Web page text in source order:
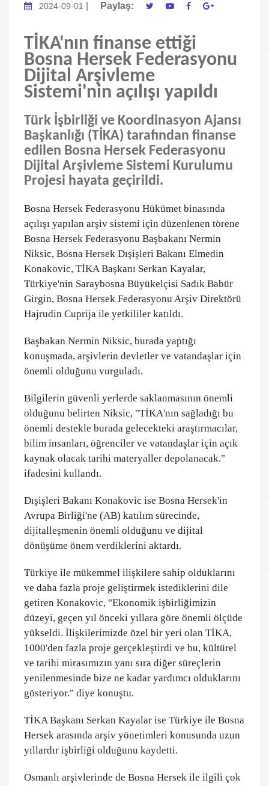
2024-09-01 Paylaş:
TİKA'nın finanse ettiği
Bosna Hersek Federasyonu
Dijital Arşivleme
Sistemi'nin açılışı yapıldı
Türk İşbirliği ve Koordinasyon Ajansı
Başkanlığı (TİKA) tarafından finanse
edilen Bosna Hersek Federasyonu
Dijital Arşivleme Sistemi Kurulumu
Projesi hayata geçirildi.
Bosna Hersek Federasyonu Hükümet binasında
açılışı yapılan arşiv sistemi için düzenlenen törene
Bosna Hersek Federasyonu Başbakanı Nermin
Niksic, Bosna Hersek Dışişleri Bakanı Elmedin
Konakovic, TİKA Başkanı Serkan Kayalar,
Türkiye'nin Saraybosna Büyükelçisi Sadık Babür
Girgin, Bosna Hersek Federasyonu Arşiv Direktörü
Hajrudin Cuprija ile yetkililer katıldı.
Başbakan Nermin Niksic, burada yaptığı
konuşmada, arşivlerin devletler ve vatandaşlar için
önemli olduğunu vurguladı.
Bilgilerin güvenli yerlerde saklanmasının önemli
olduğunu belirten Niksic, "TİKA'nın sağladığı bu
önemli destekle burada gelecekteki araştırmacılar,
bilim insanları, öğrenciler ve vatandaşlar için açık
kaynak olacak tarihi materyaller depolanacak."
ifadesini kullandı.
Dışişleri Bakanı Konakovic ise Bosna Hersek'in
Avrupa Birliği'ne (AB) katılım sürecinde,
dijitalleşmenin önemli olduğunu ve dijital
dönüşüme önem verdiklerini aktardı.
Türkiye ile mükemmel ilişkilere sahip olduklarını
ve daha fazla proje geliştirmek istediklerini dile
getiren Konakovic, "Ekonomik işbirliğimizin
düzeyi, geçen yıl önceki yıllara göre önemli ölçüde
yükseldi. İlişkilerimizde özel bir yeri olan TİKA,
1000'den fazla proje gerçekleştirdi ve bu, kültürel
ve tarihi mirasımızın yanı sıra diğer süreçlerin
yenilenmesinde bize ne kadar yardımcı olduklarını
gösteriyor." diye konuştu.
TİKA Başkanı Serkan Kayalar ise Türkiye ile Bosna
Hersek arasında arşiv yönetimleri konusunda uzun
yıllardır işbirliği olduğunu kaydetti.
Osmanlı arşivlerinde de Bosna Hersek ile ilgili çok